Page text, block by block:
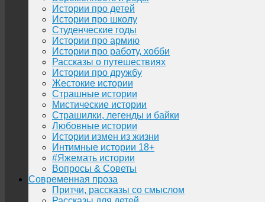
Истории про детей
Истории про школу
Студенческие годы
Истории про армию
Истории про работу, хобби
Рассказы о путешествиях
Истории про дружбу
Жестокие истории
Страшные истории
Мистические истории
Страшилки, легенды и байки
Любовные истории
Истории измен из жизни
Интимные истории 18+
#Яжемать истории
Вопросы & Советы
Современная проза
Притчи, рассказы со смыслом